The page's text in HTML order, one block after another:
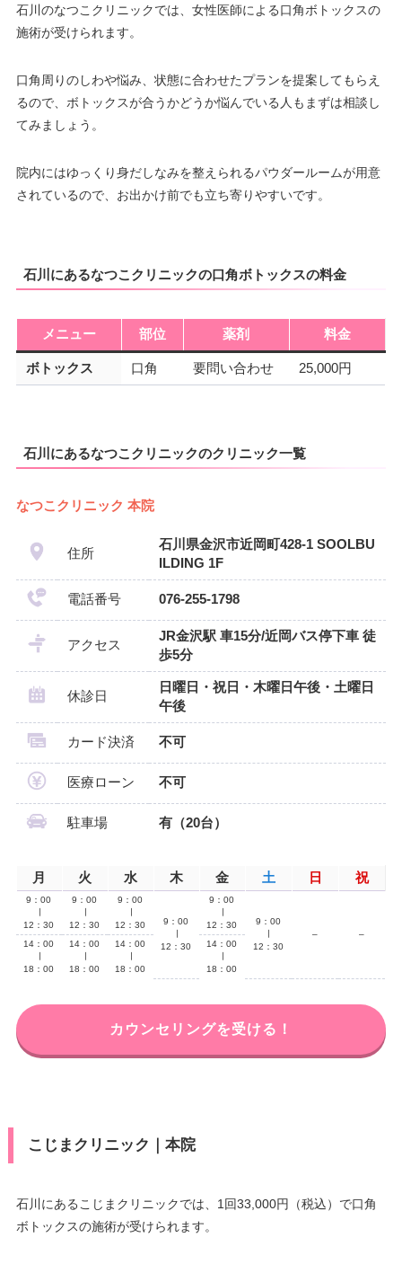
石川のなつこクリニックでは、女性医師による口角ボトックスの
施術が受けられます。
口角周りのしわや悩み、状態に合わせたプランを提案してもらえ
るので、ボトックスが合うかどうか悩んでいる人もまずは相談し
てみましょう。
院内にはゆっくり身だしなみを整えられるパウダールームが用意
されているので、お出かけ前でも立ち寄りやすいです。
石川にあるなつこクリニックの口角ボトックスの料金
メニュー 部位 薬剤 料金
ボトックス 口角 要問い合わせ 25,000円
石川にあるなつこクリニックのクリニック一覧
なつこクリニック 本院
住所
石川県金沢市近岡町428-1 SOOLBU
ILDING 1F
電話番号 076-255-1798
アクセス
JR金沢駅 車15分/近岡バス停下車 徒
歩5分
休診日
日曜日・祝日・木曜日午後・土曜日
午後
カード決済 不可
医療ローン 不可
駐車場 有（20台）
月 火 水 木 金 土 日 祝
9：00
12：30
9：00
12：30
9：00
12：30
9：00
12：30
9：00
12：30
9：00
12：30
–
–
14：00
18：00
14：00
18：00
14：00
18：00
14：00
18：00
カウンセリングを受ける！
こじまクリニック｜本院
石川にあるこじまクリニックでは、1回33,000円（税込）で口角
ボトックスの施術が受けられます。